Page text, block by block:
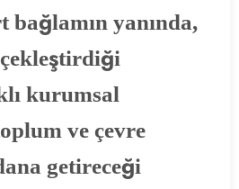
bağlamın yanında,
kurumsal
ve çevre
getireceği